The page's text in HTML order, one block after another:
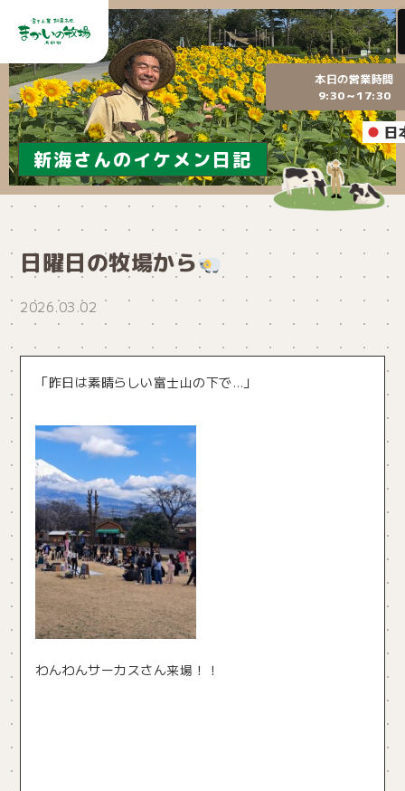
日
本日の営業時間
9:30～17:30
新海さんのイケメン日記
日曜日の牧場から
2026.03.02
「昨日は素晴らしい富士山の下で…」
わんわんサーカスさん来場！！